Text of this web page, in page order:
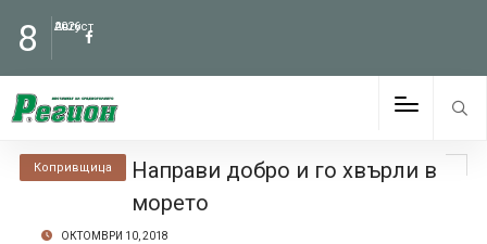
8 Август
2026
Копривщица
Направи добро и го хвърли в
морето
ОКТОМВРИ 10, 2018